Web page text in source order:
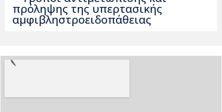
πρόληψης της υπερτασικής
αμφιβληστροειδοπάθειας